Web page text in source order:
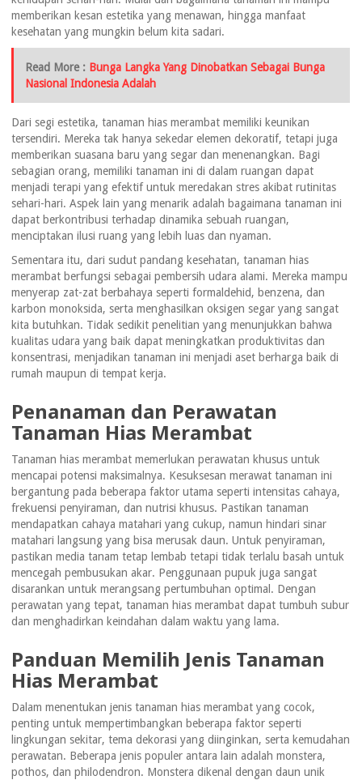
memberikan kesan estetika yang menawan, hingga manfaat
kesehatan yang mungkin belum kita sadari.
Read More : Bunga Langka Yang Dinobatkan Sebagai Bunga
Nasional Indonesia Adalah
Dari segi estetika, tanaman hias merambat memiliki keunikan
tersendiri. Mereka tak hanya sekedar elemen dekoratif, tetapi juga
memberikan suasana baru yang segar dan menenangkan. Bagi
sebagian orang, memiliki tanaman ini di dalam ruangan dapat
menjadi terapi yang efektif untuk meredakan stres akibat rutinitas
sehari-hari. Aspek lain yang menarik adalah bagaimana tanaman ini
dapat berkontribusi terhadap dinamika sebuah ruangan,
menciptakan ilusi ruang yang lebih luas dan nyaman.
Sementara itu, dari sudut pandang kesehatan, tanaman hias
merambat berfungsi sebagai pembersih udara alami. Mereka mampu
menyerap zat-zat berbahaya seperti formaldehid, benzena, dan
karbon monoksida, serta menghasilkan oksigen segar yang sangat
kita butuhkan. Tidak sedikit penelitian yang menunjukkan bahwa
kualitas udara yang baik dapat meningkatkan produktivitas dan
konsentrasi, menjadikan tanaman ini menjadi aset berharga baik di
rumah maupun di tempat kerja.
Penanaman dan Perawatan
Tanaman Hias Merambat
Tanaman hias merambat memerlukan perawatan khusus untuk
mencapai potensi maksimalnya. Kesuksesan merawat tanaman ini
bergantung pada beberapa faktor utama seperti intensitas cahaya,
frekuensi penyiraman, dan nutrisi khusus. Pastikan tanaman
mendapatkan cahaya matahari yang cukup, namun hindari sinar
matahari langsung yang bisa merusak daun. Untuk penyiraman,
pastikan media tanam tetap lembab tetapi tidak terlalu basah untuk
mencegah pembusukan akar. Penggunaan pupuk juga sangat
disarankan untuk merangsang pertumbuhan optimal. Dengan
perawatan yang tepat, tanaman hias merambat dapat tumbuh subur
dan menghadirkan keindahan dalam waktu yang lama.
Panduan Memilih Jenis Tanaman
Hias Merambat
Dalam menentukan jenis tanaman hias merambat yang cocok,
penting untuk mempertimbangkan beberapa faktor seperti
lingkungan sekitar, tema dekorasi yang diinginkan, serta kemudahan
perawatan. Beberapa jenis populer antara lain adalah monstera,
pothos, dan philodendron. Monstera dikenal dengan daun unik